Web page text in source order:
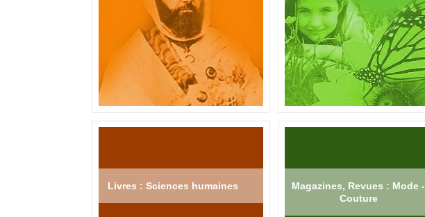
Livres : Sciences humaines
Magazines, Revues : Mode -
Couture